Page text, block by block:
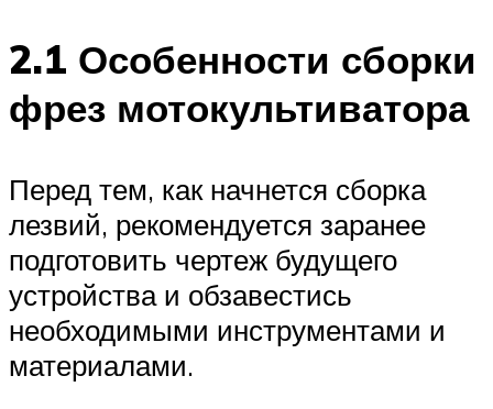
2.1 Особенности сборки
фрез мотокультиватора
Перед тем, как начнется сборка
лезвий, рекомендуется заранее
подготовить чертеж будущего
устройства и обзавестись
необходимыми инструментами и
материалами.